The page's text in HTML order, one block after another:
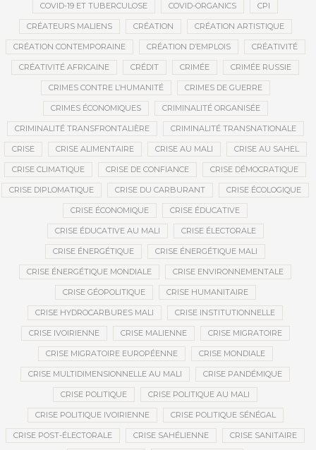
COVID-19 ET TUBERCULOSE COVID-ORGANICS CPI
CRÉATEURS MALIENS CRÉATION CRÉATION ARTISTIQUE
CRÉATION CONTEMPORAINE CRÉATION D’EMPLOIS CRÉATIVITÉ
CRÉATIVITÉ AFRICAINE CRÉDIT CRIMÉE CRIMÉE RUSSIE
CRIMES CONTRE L’HUMANITÉ CRIMES DE GUERRE
CRIMES ÉCONOMIQUES CRIMINALITÉ ORGANISÉE
CRIMINALITÉ TRANSFRONTALIÈRE CRIMINALITÉ TRANSNATIONALE
CRISE CRISE ALIMENTAIRE CRISE AU MALI CRISE AU SAHEL
CRISE CLIMATIQUE CRISE DE CONFIANCE CRISE DÉMOCRATIQUE
CRISE DIPLOMATIQUE CRISE DU CARBURANT CRISE ÉCOLOGIQUE
CRISE ÉCONOMIQUE CRISE ÉDUCATIVE
CRISE ÉDUCATIVE AU MALI CRISE ÉLECTORALE
CRISE ÉNERGÉTIQUE CRISE ÉNERGÉTIQUE MALI
CRISE ÉNERGÉTIQUE MONDIALE CRISE ENVIRONNEMENTALE
CRISE GÉOPOLITIQUE CRISE HUMANITAIRE
CRISE HYDROCARBURES MALI CRISE INSTITUTIONNELLE
CRISE IVOIRIENNE CRISE MALIENNE CRISE MIGRATOIRE
CRISE MIGRATOIRE EUROPÉENNE CRISE MONDIALE
CRISE MULTIDIMENSIONNELLE AU MALI CRISE PANDÉMIQUE
CRISE POLITIQUE CRISE POLITIQUE AU MALI
CRISE POLITIQUE IVOIRIENNE CRISE POLITIQUE SÉNÉGAL
CRISE POST-ÉLECTORALE CRISE SAHÉLIENNE CRISE SANITAIRE